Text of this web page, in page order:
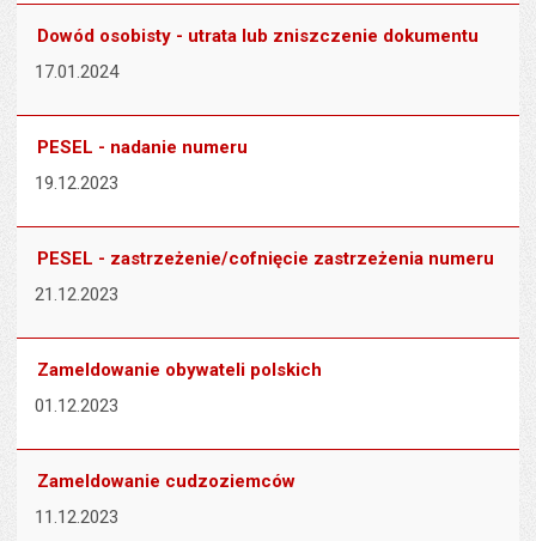
Dowód osobisty - utrata lub zniszczenie dokumentu
17.01.2024
PESEL - nadanie numeru
19.12.2023
PESEL - zastrzeżenie/cofnięcie zastrzeżenia numeru
21.12.2023
Zameldowanie obywateli polskich
01.12.2023
Zameldowanie cudzoziemców
11.12.2023